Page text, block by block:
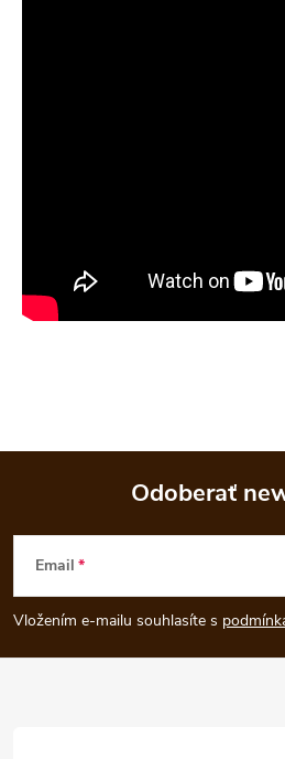
Z
á
p
Odoberať
Email
Vložením e-mailu souhlasíte s